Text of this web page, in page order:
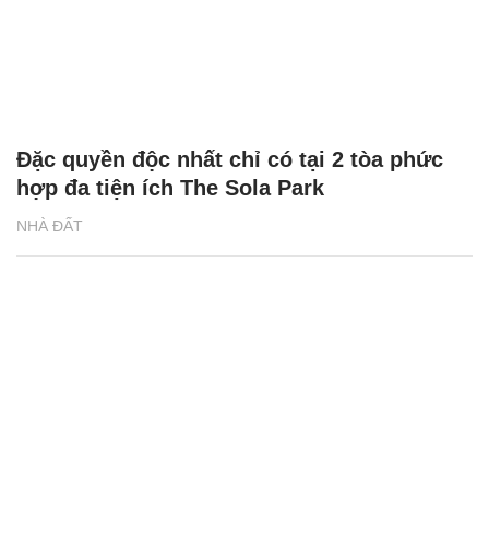
NHÀ ĐẤT
Đặc quyền độc nhất chỉ có tại 2 tòa phức
hợp đa tiện ích The Sola Park